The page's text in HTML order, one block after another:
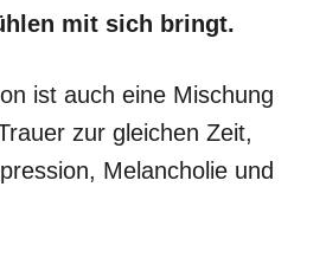
mit sich bringt.
ist auch eine Mischung
zur gleichen Zeit,
Melancholie und